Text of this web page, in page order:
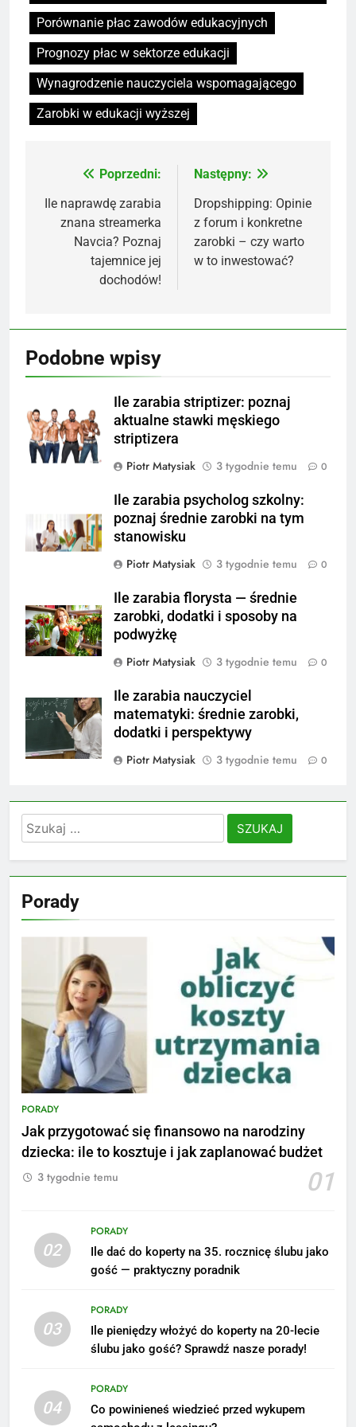
Porównanie płac zawodów edukacyjnych
Prognozy płac w sektorze edukacji
Wynagrodzenie nauczyciela wspomagającego
Zarobki w edukacji wyższej
Nawigacja
wpisu
Poprzedni:
Ile naprawdę zarabia
znana streamerka
Navcia? Poznaj
tajemnice jej
dochodów!
Następny:
Dropshipping: Opinie
z forum i konkretne
zarobki – czy warto
w to inwestować?
Podobne wpisy
Ile zarabia striptizer: poznaj
aktualne stawki męskiego
striptizera
Piotr Matysiak
3 tygodnie temu 0
Ile zarabia psycholog szkolny:
poznaj średnie zarobki na tym
stanowisku
Piotr Matysiak
3 tygodnie temu 0
Ile zarabia florysta — średnie
zarobki, dodatki i sposoby na
podwyżkę
Piotr Matysiak
3 tygodnie temu 0
Ile zarabia nauczyciel
matematyki: średnie zarobki,
dodatki i perspektywy
Piotr Matysiak
3 tygodnie temu 0
Szukaj:
Porady
PORADY
Jak przygotować się finansowo na narodziny
dziecka: ile to kosztuje i jak zaplanować budżet
01
3 tygodnie temu
02
PORADY
Ile dać do koperty na 35. rocznicę ślubu jako
gość — praktyczny poradnik
03
PORADY
Ile pieniędzy włożyć do koperty na 20-lecie
ślubu jako gość? Sprawdź nasze porady!
04
PORADY
Co powinieneś wiedzieć przed wykupem
5
Ile zarabia podolog: poznajmy
zainspirują
ZAROBKI